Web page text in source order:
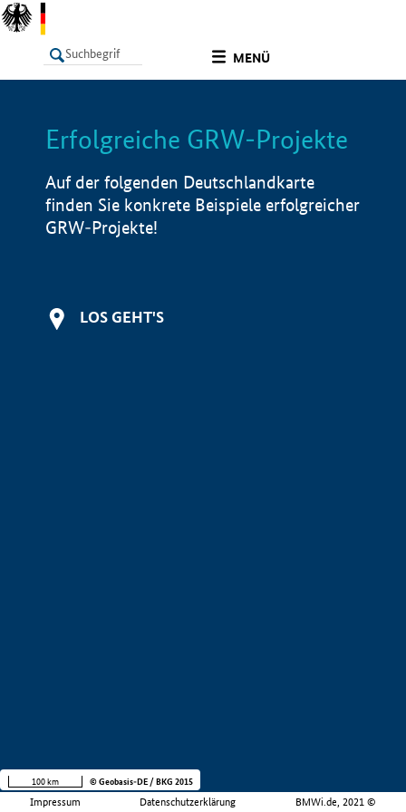
MENÜ
LISTE Info
Erfolgreiche GRW-Projekte
Auf der folgenden Deutschlandkarte
finden Sie konkrete Beispiele erfolgreicher
GRW-Projekte!
LOS GEHT'S
Impressum Datenschutzerklärung BMWi.de, 2021 ©
100 km © Geobasis-DE / BKG 2015